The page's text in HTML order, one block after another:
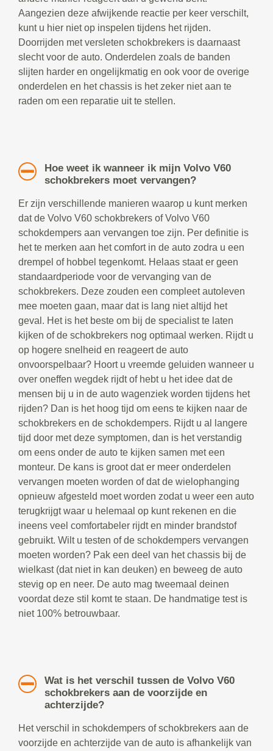
Aangezien deze afwijkende reactie per keer verschilt,
kunt u hier niet op inspelen tijdens het rijden.
Doorrijden met versleten schokbrekers is daarnaast
slecht voor de auto. Onderdelen zoals de banden
slijten harder en ongelijkmatig en ook voor de overige
onderdelen en het chassis is het zeker niet aan te
raden om een reparatie uit te stellen.
Hoe weet ik wanneer ik mijn Volvo V60
schokbrekers moet vervangen?
Er zijn verschillende manieren waarop u kunt merken
dat de Volvo V60 schokbrekers of Volvo V60
schokdempers aan vervangen toe zijn. Per definitie is
het te merken aan het comfort in de auto zodra u een
drempel of hobbel tegenkomt. Helaas staat er geen
standaardperiode voor de vervanging van de
schokbrekers. Deze zouden een compleet autoleven
mee moeten gaan, maar dat is lang niet altijd het
geval. Het is het beste om bij de specialist te laten
kijken of de schokbrekers nog optimaal werken. Rijdt u
op hogere snelheid en reageert de auto
onvoorspelbaar? Hoort u vreemde geluiden wanneer u
over oneffen wegdek rijdt of hebt u het idee dat de
mensen bij u in de auto wagenziek worden tijdens het
rijden? Dan is het hoog tijd om eens te kijken naar de
schokbrekers en de schokdempers. Rijdt u al langere
tijd door met deze symptomen, dan is het verstandig
om eens onder de auto te kijken samen met een
monteur. De kans is groot dat er meer onderdelen
vervangen moeten worden of dat de wielophanging
opnieuw afgesteld moet worden zodat u weer een auto
terugkrijgt waar u helemaal op kunt rekenen en die
ineens veel comfortabeler rijdt en minder brandstof
gebruikt. Wilt u testen of de schokdempers vervangen
moeten worden? Pak een deel van het chassis bij de
wielkast (dat niet in kan deuken) en beweeg de auto
stevig op en neer. De auto mag tweemaal deinen
voordat deze stil komt te staan. De handmatige test is
niet 100% betrouwbaar.
Wat is het verschil tussen de Volvo V60
schokbrekers aan de voorzijde en
achterzijde?
Het verschil in schokdempers of schokbrekers aan de
voorzijde en achterzijde van de auto is afhankelijk van